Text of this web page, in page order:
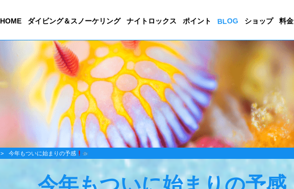
HOME ダイビング＆スノーケリング ナイトロックス ポイント BLOG ショップ 料金
> 今年もついに始まりの予感
今年もついに始まりの予感